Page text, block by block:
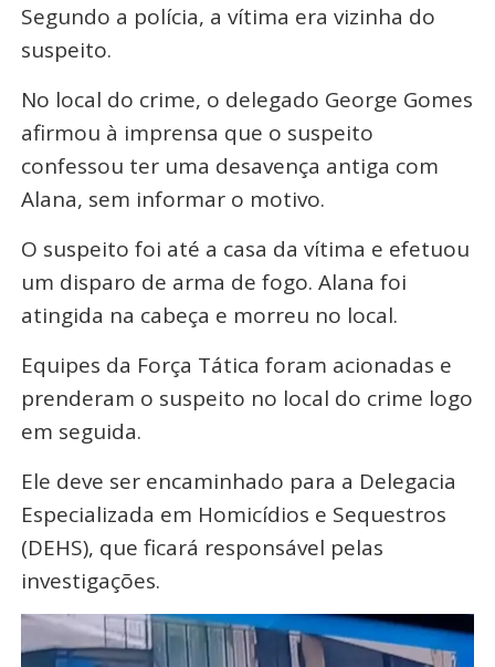
Segundo a polícia, a vítima era vizinha do
suspeito.
No local do crime, o delegado George Gomes
afirmou à imprensa que o suspeito
confessou ter uma desavença antiga com
Alana, sem informar o motivo.
O suspeito foi até a casa da vítima e efetuou
um disparo de arma de fogo. Alana foi
atingida na cabeça e morreu no local.
Equipes da Força Tática foram acionadas e
prenderam o suspeito no local do crime logo
em seguida.
Ele deve ser encaminhado para a Delegacia
Especializada em Homicídios e Sequestros
(DEHS), que ficará responsável pelas
investigações.